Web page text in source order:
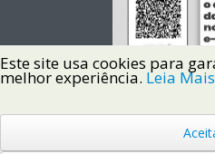
Copyright © 2022 Instituto
Este site usa cookies para
melhor experiência. Leia